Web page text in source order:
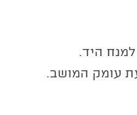
עומק המושב.